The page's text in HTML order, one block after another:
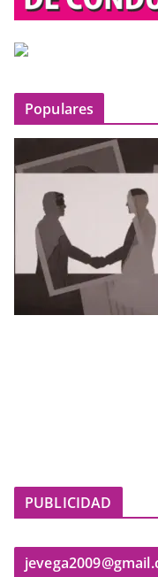
Populares
PUBLICIDAD